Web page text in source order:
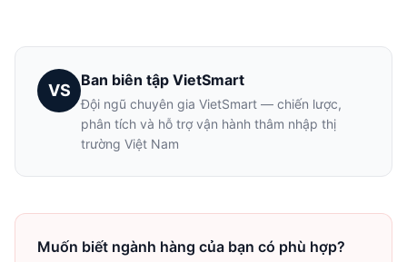
VS
Ban biên tập VietSmart
Đội ngũ chuyên gia VietSmart — chiến lược,
phân tích và hỗ trợ vận hành thâm nhập thị
trường Việt Nam
Muốn biết ngành hàng của bạn có phù hợp?